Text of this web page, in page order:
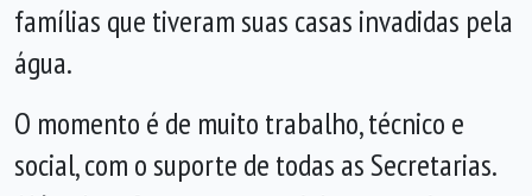
famílias que tiveram suas casas invadidas pela
água.
O momento é de muito trabalho, técnico e
social, com o suporte de todas as Secretarias.